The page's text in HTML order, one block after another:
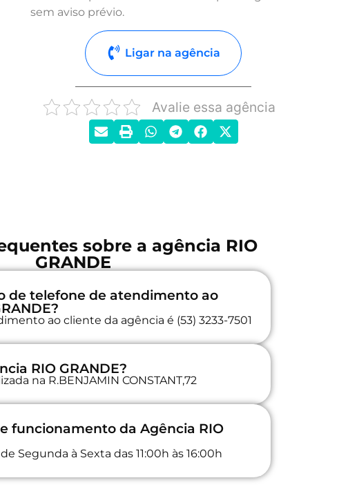
sem aviso prévio.
Ligar na agência
Avalie essa agência
sobre a agência RIO
GRANDE
de telefone de atendimento ao
ao cliente da agência é (53) 3233-7501
RIO GRANDE?
na R.BENJAMIN CONSTANT,72
funcionamento da Agência RIO
Segunda à Sexta das 11:00h às 16:00h